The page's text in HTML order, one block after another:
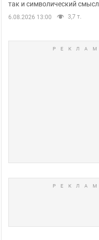
так и символический смысл
6.08.2026 13:00 3,7 т.